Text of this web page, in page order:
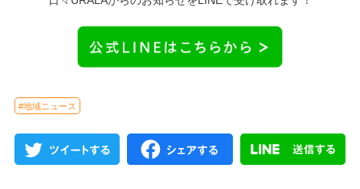
#地域ニュース